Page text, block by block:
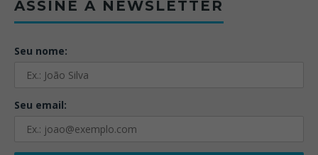
ASSINE A NEWSLETTER
Seu nome:
Seu email: